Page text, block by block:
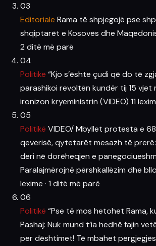
03
Editoriale Rama të shpjegojë pse
shqiptarët e Kosovës dhe
2 ditë më parë
04
Politikë “Kjo s’është çudi që do të
parashikoi revoltën kundër tij 15 vjet
ironizon kryeministrin (VIDEO) 11
05
Politikë VIDEO/ Mbyllet protesta e
qeverisë, qytetarët mesazh të
deri në dorëheqjen e
Paralajmërojnë përshkallëzim dhe
lexime · 1 ditë më parë
06
Politikë “Pse të mos hetohet Rama,
Pashaj: Nuk mund t’ia hedhë fajin
për dështimet! Të mbahet